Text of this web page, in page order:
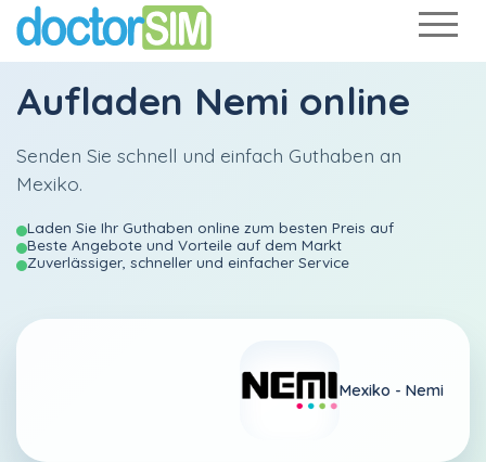
Aufladen Nemi online
Senden Sie schnell und einfach Guthaben an
Mexiko.
Laden Sie Ihr Guthaben online zum besten Preis auf
Beste Angebote und Vorteile auf dem Markt
Zuverlässiger, schneller und einfacher Service
Mexiko - Nemi